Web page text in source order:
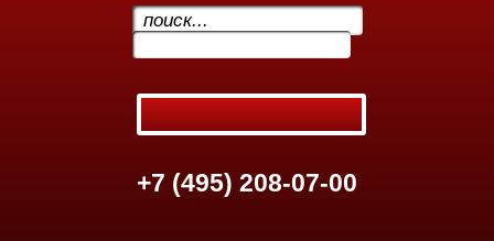
.
+7 (495) 208-07-00